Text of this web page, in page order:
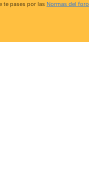
te pases por las Normas del foro